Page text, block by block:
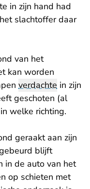
in zijn hand had
slachtoffer daar
van het
kan worden
verdachte in zijn
geschoten (al
welke richting.
geraakt aan zijn
blijft
in de auto van het
op schieten met